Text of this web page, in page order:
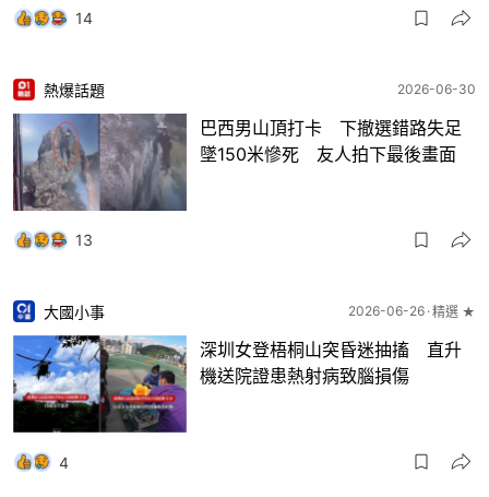
14
熱爆話題 2026-06-30
巴西男山頂打卡 下撤選錯路失足
墜150米慘死 友人拍下最後畫面
13
大國小事 2026-06-26 精選 ★
深圳女登梧桐山突昏迷抽搐 直升
機送院證患熱射病致腦損傷
4